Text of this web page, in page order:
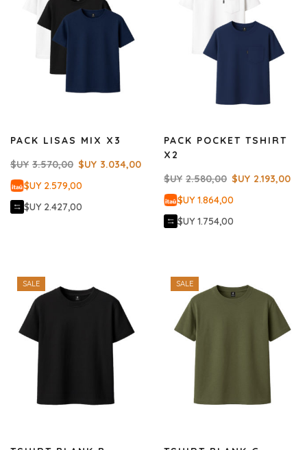
PACK LISAS MIX X3
$UY 3.570,00 $UY 3.034,00
$UY 2.579,00
$UY 2.427,00
PACK POCKET TSHIRT
X2
$UY 2.580,00 $UY 2.193,00
$UY 1.864,00
$UY 1.754,00
SALE SALE